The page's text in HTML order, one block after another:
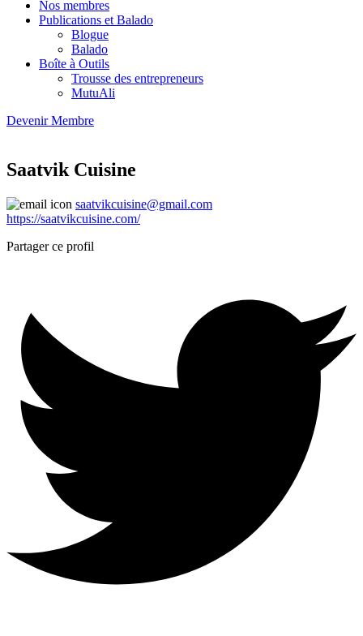
Nos membres
Publications et Balado
Blogue
Balado
Boîte à Outils
Trousse des entrepreneurs
MutuAli
Devenir Membre
Saatvik Cuisine
saatvikcuisine@gmail.com
https://saatvikcuisine.com/
Partager ce profil